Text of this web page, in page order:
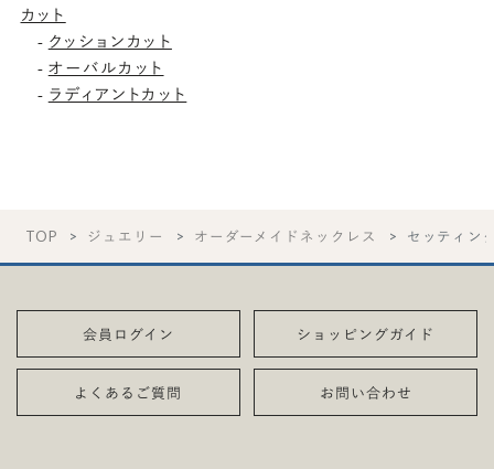
カット
- クッションカット
- オーバルカット
- ラディアントカット
TOP ジュエリー オーダーメイドネックレス セッティン
会員ログイン ショッピングガイド
よくあるご質問 お問い合わせ